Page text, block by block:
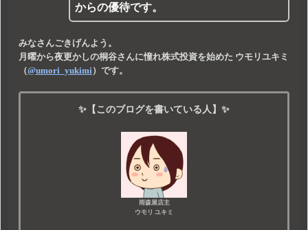
からの優待です。
みなさんごきげんよう。
月曜から夜更かしの桐谷さんに憧れ株式投資を始めた ウモリユキミ
（@umori_yukimi ）です。
✨【このブログを書いている人】✨
雨森屋店主
ウモリ ユキミ